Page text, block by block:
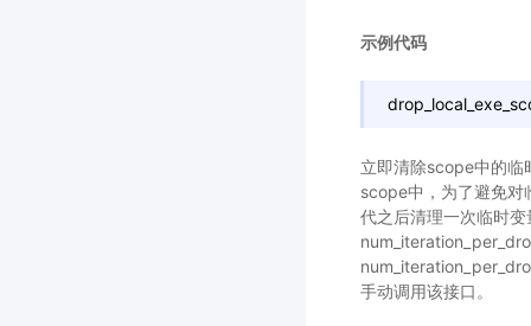
示例代码
立即清除scope中的临
scope中，为了避免对
代之后清理一次临时
手动调用该接口。